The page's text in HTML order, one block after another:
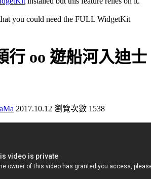
you could need the FULL WidgetKit
行 oo 遊船河入迪士
2017.10.12 瀏覽次數 1538